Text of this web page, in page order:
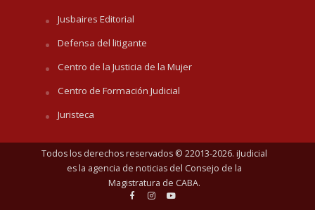
Jusbaires Editorial
Defensa del litigante
Centro de la Justicia de la Mujer
Centro de Formación Judicial
Juristeca
Todos los derechos reservados © 22013-2026. iJudicial
es la agencia de noticias del Consejo de la
Magistratura de CABA.